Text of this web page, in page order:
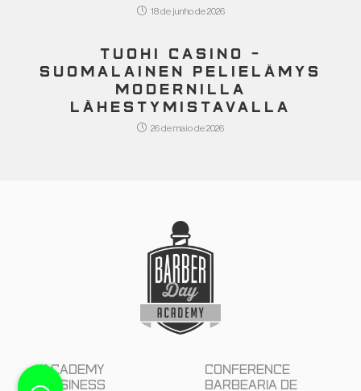
18 de junho de 2026
TUOHI CASINO –
SUOMALAINEN PELIELÄMYS
MODERNILLA
LÄHESTYMISTAVALLA
26 de maio de 2026
Academy
Business
Conference
Barbearia de